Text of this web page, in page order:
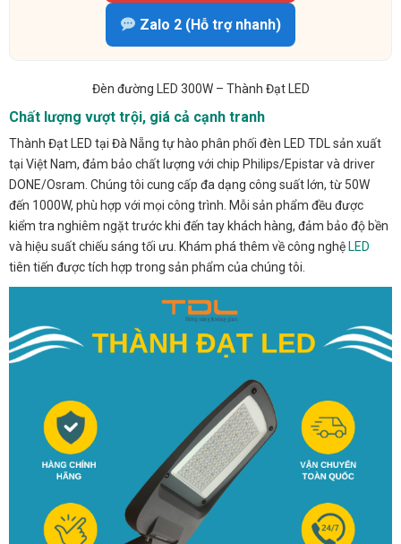
Zalo 2 (Hỗ trợ nhanh)
Đèn đường LED 300W – Thành Đạt LED
Chất lượng vượt trội, giá cả cạnh tranh
Thành Đạt LED tại Đà Nẵng tự hào phân phối đèn LED TDL sản xuất
tại Việt Nam, đảm bảo chất lượng với chip Philips/Epistar và driver
DONE/Osram. Chúng tôi cung cấp đa dạng công suất lớn, từ 50W
đến 1000W, phù hợp với mọi công trình. Mỗi sản phẩm đều được
kiểm tra nghiêm ngặt trước khi đến tay khách hàng, đảm bảo độ bền
và hiệu suất chiếu sáng tối ưu. Khám phá thêm về công nghệ LED
tiên tiến được tích hợp trong sản phẩm của chúng tôi.